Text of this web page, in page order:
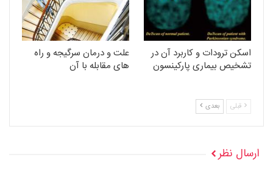
اسکن ترودات و کاربرد آن در
تشخیص بیماری پارکینسون
علت و درمان سرگیجه و راه
های مقابله با آن
قبلی بعدی
ارسال نظر